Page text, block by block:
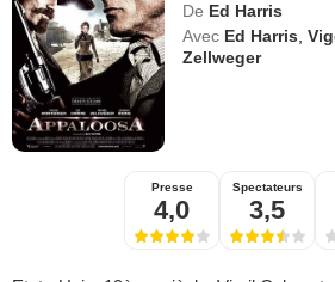
De Ed Harris
Avec Ed Harris,
Zellweger
Presse
4,0
Spectateurs
3,5